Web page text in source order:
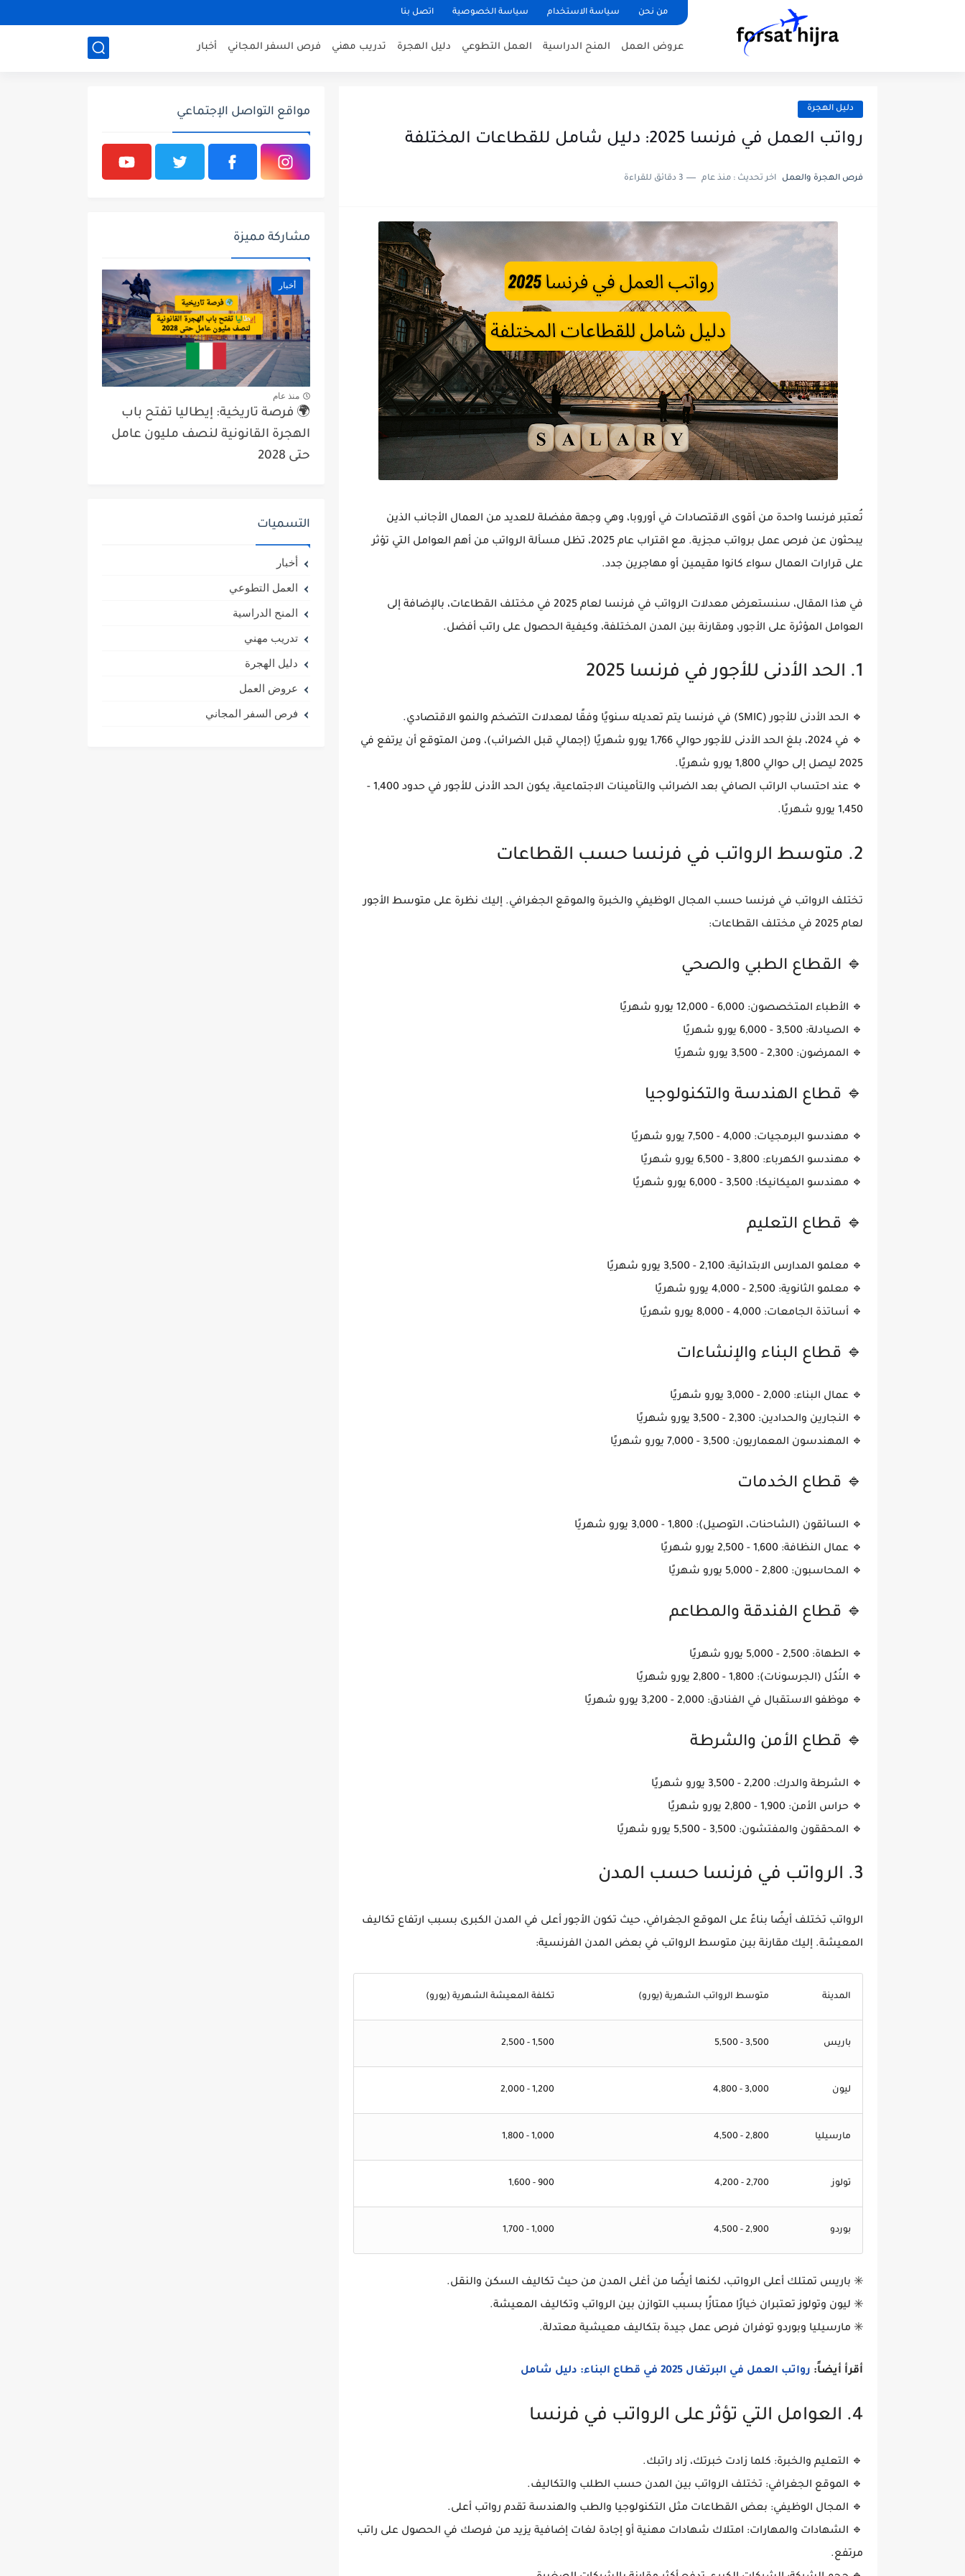
من نحن سياسة الاستخدام سياسة الخصوصية اتصل بنا
عروض العمل المنح الدراسية العمل التطوعي دليل الهجرة تدريب مهني فرص السفر المجاني أخبار
دليل الهجرة
رواتب العمل في فرنسا 2025: دليل شامل للقطاعات المختلفة
فرص الهجرة والعمل اخر تحديث : منذ عام 3 دقائق للقراءة
تُعتبرفرنسا واحدة من أقوى الاقتصادات في أوروبا، وهي وجهة مفضلة للعديد من العمال الأجانب الذين
يبحثون عن فرص عمل برواتب مجزية. مع اقتراب عام 2025، تظل مسألة الرواتب من أهم العوامل التي تؤثر
على قرارات العمال سواء كانوا مقيمين أو مهاجرين جدد.
في هذا المقال، سنستعرض معدلات الرواتب في فرنسا لعام 2025
في مختلف القطاعات، بالإضافة إلى
العوامل المؤثرة على الأجور، ومقارنة بين المدن المختلفة، وكيفية الحصول على راتب أفضل.
1. الحد الأدنى للأجور في فرنسا 2025
🔹 الحد الأدنى للأجور (SMIC) في فرنسا
يتم تعديله سنويًا وفقًا لمعدلات التضخم والنمو الاقتصادي.
🔹 في 2024، بلغ الحد الأدنى للأجورحوالي 1,766 يورو شهريًا (إجمالي قبل الضرائب)
، ومن المتوقع أن يرتفع في
2025 ليصل إلى حوالي 1,800 يورو شهريًا
.
🔹 عند احتساب الراتب الصافي بعد الضرائب والتأمينات الاجتماعية، يكون الحد الأدنى للأجور في حدود
1,400 -
1,450 يورو شهريًا
.
2. متوسط الرواتب في فرنسا حسب القطاعات
تختلف الرواتب في فرنسا حسب المجال الوظيفي والخبرة والموقع الجغرافي. إليك نظرة على متوسط الأجور
لعام 2025 في مختلف القطاعات:
🔹 القطاع الطبي والصحي
🔹 الأطباء المتخصصون: 6,000 - 12,000 يورو شهريًا
🔹 الصيادلة: 3,500 - 6,000 يورو شهريًا
🔹 الممرضون: 2,300 - 3,500 يورو شهريًا
🔹 قطاع الهندسة والتكنولوجيا
🔹 مهندسو البرمجيات: 4,000 - 7,500 يورو شهريًا
🔹 مهندسو الكهرباء: 3,800 - 6,500 يورو شهريًا
🔹 مهندسو الميكانيكا: 3,500 - 6,000 يورو شهريًا
🔹 قطاع التعليم
🔹 معلمو المدارس الابتدائية: 2,100 - 3,500 يورو شهريًا
🔹 معلمو الثانوية: 2,500 - 4,000 يورو شهريًا
🔹 أساتذة الجامعات: 4,000 - 8,000 يورو شهريًا
🔹 قطاع البناء والإنشاءات
🔹 عمال البناء: 2,000 - 3,000 يورو شهريًا
🔹 النجارين والحدادين: 2,300 - 3,500 يورو شهريًا
🔹 المهندسون المعماريون: 3,500 - 7,000 يورو شهريًا
🔹 قطاع الخدمات
🔹 السائقون (الشاحنات، التوصيل): 1,800 - 3,000 يورو شهريًا
🔹 عمال النظافة: 1,600 - 2,500 يورو شهريًا
🔹 المحاسبون: 2,800 - 5,000 يورو شهريًا
🔹 قطاع الفندقة والمطاعم
🔹 الطهاة: 2,500 - 5,000 يورو شهريًا
🔹 النُدُل (الجرسونات): 1,800 - 2,800 يورو شهريًا
🔹 موظفو الاستقبال في الفنادق: 2,000 - 3,200 يورو شهريًا
🔹 قطاع الأمن والشرطة
🔹 الشرطة والدرك: 2,200 - 3,500 يورو شهريًا
🔹 حراس الأمن: 1,900 - 2,800 يورو شهريًا
🔹 المحققون والمفتشون: 3,500 - 5,500 يورو شهريًا
3. الرواتب في فرنسا حسب المدن
الرواتب تختلف أيضًا بناءً على الموقع الجغرافي، حيث تكون الأجور أعلى في المدن الكبرى بسبب ارتفاع تكاليف
المعيشة. إليك مقارنة بين متوسط الرواتب في بعض المدن الفرنسية:
المدينة متوسط الرواتب الشهرية (يورو) تكلفة المعيشة الشهرية (يورو)
باريس 3,500 - 5,500
1,500 - 2,500
ليون 3,000 - 4,800
1,200 - 2,000
مارسيليا 2,800 - 4,500
1,000 - 1,800
تولوز 2,700 - 4,200
900 - 1,600
بوردو 2,900 - 4,500
1,000 - 1,700
✳️ باريس تمتلك أعلى الرواتب، لكنها أيضًا من أغلى المدن من حيث تكاليف السكن والنقل.
✳️ ليون وتولوزتعتبران خيارًا ممتازًا بسبب التوازن بين الرواتب وتكاليف المعيشة.
✳️ مارسيليا وبوردو توفران فرص عمل جيدة بتكاليف معيشية معتدلة.
أقرأ أيضاً: رواتب العمل في البرتغال 2025 في قطاع البناء: دليل شامل
4. العوامل التي تؤثر على الرواتب في فرنسا
🔹 التعليم والخبرة: كلما زادت خبرتك، زاد راتبك.
🔹 الموقع الجغرافي: تختلف الرواتب بين المدن حسب الطلب والتكاليف.
🔹 المجال الوظيفي: بعض القطاعات مثل التكنولوجيا والطب والهندسة تقدم رواتب أعلى.
🔹 الشهادات والمهارات: امتلاك شهادات مهنية أو إجادة لغات إضافية يزيد من فرصك في الحصول على راتب
مرتفع.
مواقع التواصل الإجتماعي
مشاركة مميزة
أخبار
منذ عام
🌍 فرصة تاريخية: إيطاليا تفتح باب
الهجرة القانونية لنصف مليون عامل
حتى 2028
التسميات
أخبار
العمل التطوعي
المنح الدراسية
تدريب مهني
دليل الهجرة
عروض العمل
فرص السفر المجاني